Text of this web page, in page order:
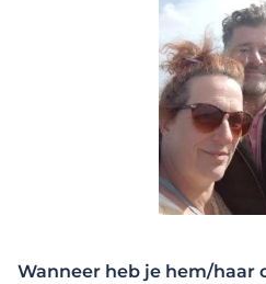
Wanneer heb je hem/haar